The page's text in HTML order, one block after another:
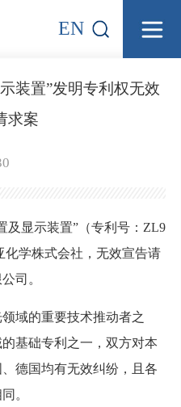
EN
装置”发明专利权无效
求案
显示装置”（专利号：ZL9
化学株式会社，无效宣告请
司。
域的重要技术推动者之
基础专利之一，双方对本
德国均有无效纠纷，且各
。